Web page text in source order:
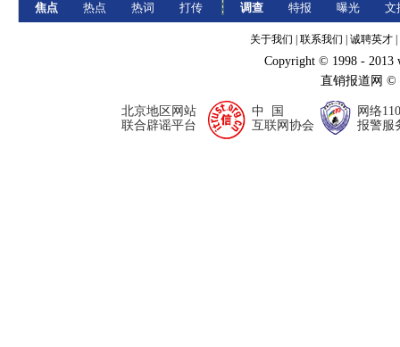
焦点
热点
热词
打传
调查
特报
曝光
文
关于我们 联系我们 诚聘英才
Copyright © 1998 - 2013
直销报道网
北京地区网站
联合辟谣平台
中 国
互联网协会
网络110
报警服